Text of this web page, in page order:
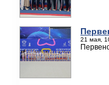
21 мая,